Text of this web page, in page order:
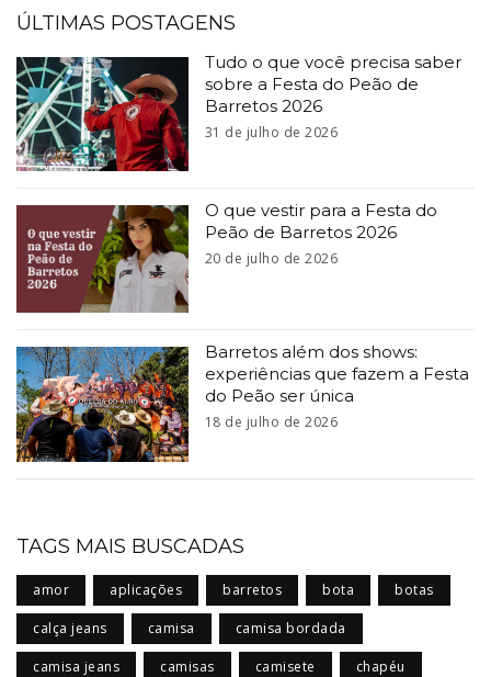
ÚLTIMAS POSTAGENS
Tudo o que você precisa saber
sobre a Festa do Peão de
Barretos 2026
31 de julho de 2026
O que vestir para a Festa do
Peão de Barretos 2026
20 de julho de 2026
Barretos além dos shows:
experiências que fazem a Festa
do Peão ser única
18 de julho de 2026
TAGS MAIS BUSCADAS
amor aplicações barretos bota botas
calça jeans camisa camisa bordada
camisa jeans camisas camisete chapéu